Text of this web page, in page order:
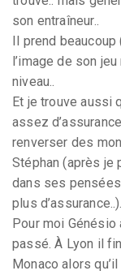
son entraîneur..
Il prend
l’image de son
niveau..
Et je trouve aussi
assez
renverser des
Stéphan (après je
dans ses
plus d’assurance..).
Pour moi
passé. À Lyon il
Monaco alors